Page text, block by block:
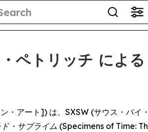
ペトリッチ によ
アート]) は、SXSW (サウス・バイ
・サブライム (Specimens of Time: